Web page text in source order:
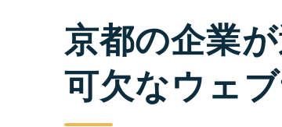
京都の企業
可欠なウェ